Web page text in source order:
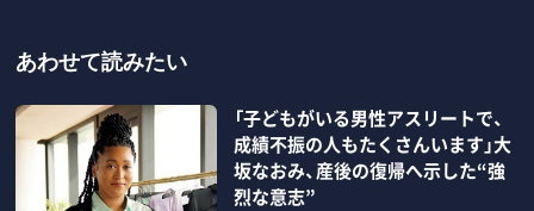
あわせて読みたい
「子どもがいる男性アスリートで、
成績不振の人もたくさんいます」大
坂なおみ、産後の復帰へ示した“強
烈な意志”